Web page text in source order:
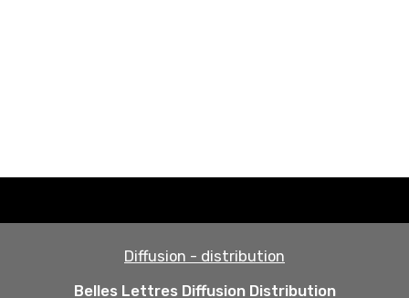
Diffusion - distribution
Belles Lettres Diffusion Distribution